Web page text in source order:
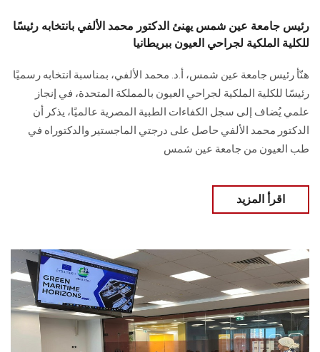
رئيس جامعة عين شمس يهنئ الدكتور محمد الألفي بانتخابه رئيسًا
للكلية الملكية لجراحي العيون ببريطانيا
هنّأ رئيس جامعة عين شمس، أ.د. محمد الألفي، بمناسبة انتخابه رسميًا
رئيسًا للكلية الملكية لجراحي العيون بالمملكة المتحدة، في إنجاز
علمي يُضاف إلى سجل الكفاءات الطبية المصرية عالميًا، يذكر أن
الدكتور محمد الألفي حاصل على درجتي الماجستير والدكتوراه في
طب العيون من جامعة عين شمس
اقرأ المزيد